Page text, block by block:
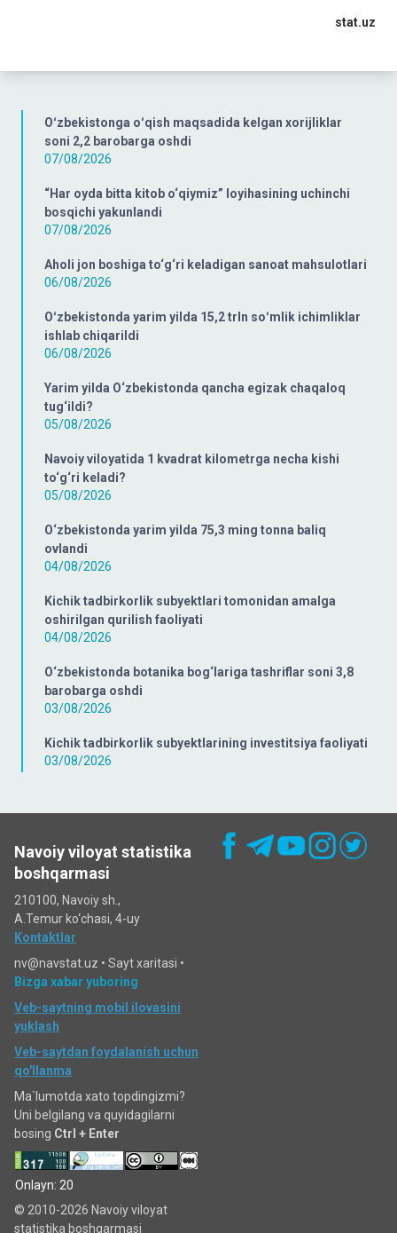
Oʻzbekistonga oʻqish maqsadida kelgan xorijliklar
soni 2,2 barobarga oshdi
07/08/2026
“Har oyda bitta kitob o‘qiymiz” loyihasining uchinchi
bosqichi yakunlandi
07/08/2026
Aholi jon boshiga to‘g‘ri keladigan sanoat mahsulotlari
06/08/2026
Oʻzbekistonda yarim yilda 15,2 trln soʻmlik ichimliklar
ishlab chiqarildi
06/08/2026
Yarim yilda O‘zbekistonda qancha egizak chaqaloq
tug‘ildi?
05/08/2026
Navoiy viloyatida 1 kvadrat kilometrga necha kishi
to‘g‘ri keladi?
05/08/2026
O‘zbekistonda yarim yilda 75,3 ming tonna baliq
ovlandi
04/08/2026
Kichik tadbirkorlik subyektlari tomonidan amalga
oshirilgan qurilish faoliyati
04/08/2026
O‘zbekistonda botanika bog‘lariga tashriflar soni 3,8
barobarga oshdi
03/08/2026
Kichik tadbirkorlik subyektlarining investitsiya faoliyati
03/08/2026
stat.uz
Navoiy viloyat statistika
boshqarmasi
210100, Navoiy sh.,
A.Temur ko‘chаsi, 4-uy
Kontaktlar
nv@navstat.uz • Sayt xaritasi •
Bizga xabar yuboring
Veb-saytning mobil ilovasini
yuklash
Veb-saytdan foydalanish uchun
qo'llanma
Ma`lumotda xato topdingizmi?
Uni belgilang va quyidagilarni
bosing Ctrl + Enter
Onlayn: 20
© 2010-2026 Navoiy viloyat
statistika boshqarmasi